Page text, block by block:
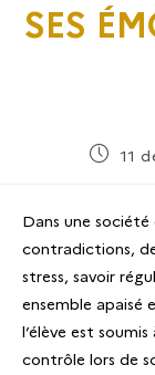
SES
11
Dans une société
contradictions,
stress, savoir
ensemble apaisé
l’élève est
contrôle lors de